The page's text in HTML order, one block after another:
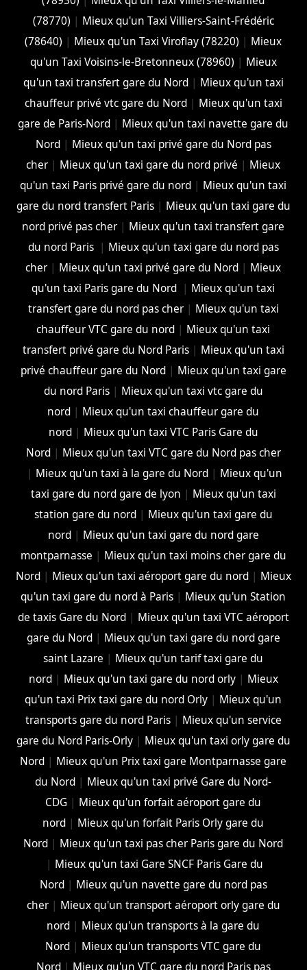
(78770) | Mieux qu'un Taxi Villiers-Saint-Frédéric
(78640) | Mieux qu'un Taxi Viroflay (78220) | Mieux
qu'un Taxi Voisins-le-Bretonneux (78960) | Mieux
qu'un taxi transfert gare du Nord| Mieux qu'un taxi
chauffeur privé vtc gare du Nord| Mieux qu'un taxi
gare de Paris-Nord | Mieux qu'un taxi navette gare du
Nord| Mieux qu'un taxi privé gare du Nord pas
cher | Mieux qu'un taxi gare du nord privé | Mieux
qu'un taxi Paris privé gare du nord | Mieux qu'un taxi
gare du nord transfert Paris| Mieux qu'un taxi gare du
nord privé pas cher | Mieux qu'un taxi transfert gare
du nord Paris | Mieux qu'un taxi gare du nord pas
cher | Mieux qu'un taxi privé gare du Nord | Mieux
qu'un taxi Paris gare du Nord | Mieux qu'un taxi
transfert gare du nord pas cher| Mieux qu'un taxi
chauffeur VTC gare du nord | Mieux qu'un taxi
transfert privé gare du Nord Paris| Mieux qu'un taxi
privé chauffeur gare du Nord| Mieux qu'un taxi gare
du nord Paris| Mieux qu'un taxi vtc gare du
nord | Mieux qu'un taxi chauffeur gare du
nord| Mieux qu'un taxi VTC Paris Gare du
Nord| Mieux qu'un taxi VTC gare du Nord pas cher
| Mieux qu'un taxi à la gare du Nord | Mieux qu'un
taxi gare du nord gare de lyon | Mieux qu'un taxi
station gare du nord| Mieux qu'un taxi gare du
nord| Mieux qu'un taxi gare du nord gare
montparnasse | Mieux qu'un taxi moins cher gare du
Nord| Mieux qu'un taxi aéroport gare du nord| Mieux
qu'un taxi gare du nord à Paris | Mieux qu'un Station
de taxis Gare du Nord| Mieux qu'un taxi VTC aéroport
gare du Nord| Mieux qu'un taxi gare du nord gare
saint Lazare | Mieux qu'un tarif taxi gare du
nord| Mieux qu'un taxi gare du nord orly| Mieux
qu'un taxi Prix taxi gare du nord Orly | Mieux qu'un
transports gare du nord Paris| Mieux qu'un service
gare du Nord Paris-Orly| Mieux qu'un taxi orly gare du
Nord | Mieux qu'un Prix taxi gare Montparnasse gare
du Nord | Mieux qu'un taxi privé Gare du Nord-
CDG | Mieux qu'un forfait aéroport gare du
nord | Mieux qu'un forfait Paris Orly gare du
Nord | Mieux qu'un taxi pas cher Paris gare du Nord
| Mieux qu'un taxi Gare SNCF Paris Gare du
Nord| Mieux qu'un navette gare du nord pas
cher| Mieux qu'un transport aéroport orly gare du
nord | Mieux qu'un transports à la gare du
Nord | Mieux qu'un transports VTC gare du
Nord| Mieux qu'un VTC gare du nord Paris pas